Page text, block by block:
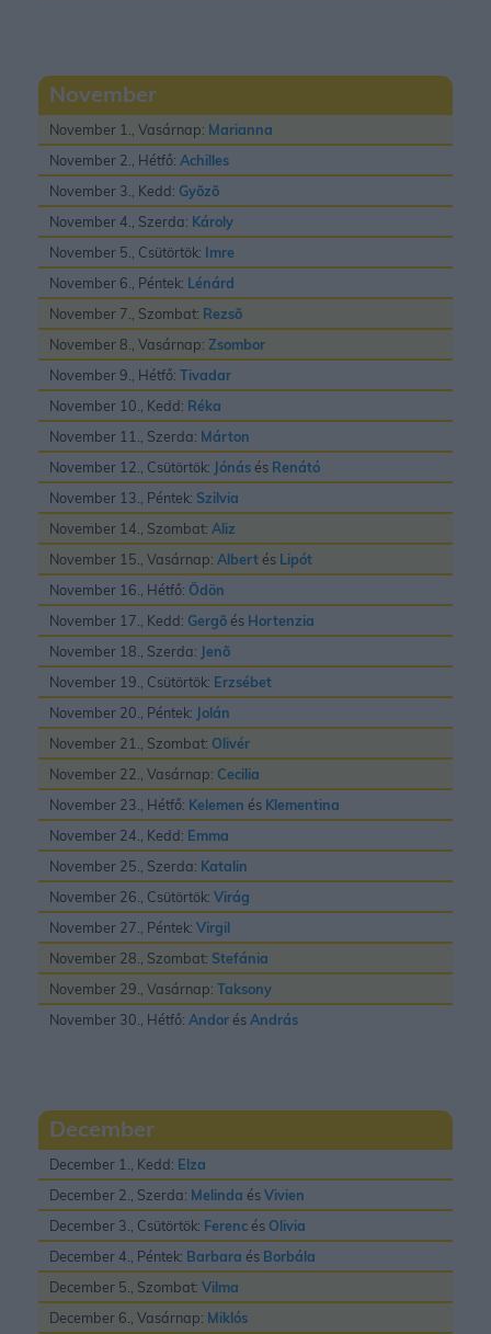
November
November 1., Vasárnap: Marianna
November 2., Hétfő: Achilles
November 3., Kedd: Gyõzõ
November 4., Szerda: Károly
November 5., Csütörtök: Imre
November 6., Péntek: Lénárd
November 7., Szombat: Rezsõ
November 8., Vasárnap: Zsombor
November 9., Hétfő: Tivadar
November 10., Kedd: Réka
November 11., Szerda: Márton
November 12., Csütörtök: Jónás és Renátó
November 13., Péntek: Szilvia
November 14., Szombat: Aliz
November 15., Vasárnap: Albert és Lipót
November 16., Hétfő: Ödön
November 17., Kedd: Gergõ és Hortenzia
November 18., Szerda: Jenõ
November 19., Csütörtök: Erzsébet
November 20., Péntek: Jolán
November 21., Szombat: Olivér
November 22., Vasárnap: Cecilia
November 23., Hétfő: Kelemen és Klementina
November 24., Kedd: Emma
November 25., Szerda: Katalin
November 26., Csütörtök: Virág
November 27., Péntek: Virgil
November 28., Szombat: Stefánia
November 29., Vasárnap: Taksony
November 30., Hétfő: Andor ésAndrás
December
December 1., Kedd: Elza
December 2., Szerda: Melinda ésVivien
December 3., Csütörtök: Ferenc és Olivia
December 4., Péntek: Barbara és Borbála
December 5., Szombat: Vilma
December 6., Vasárnap: Miklós